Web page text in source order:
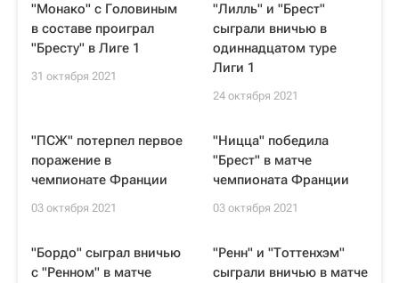
"Монако" с Головиным
в составе проиграл
"Бресту" в Лиге 1
31 октября 2021
"Лилль" и "Брест"
сыграли вничью в
одиннадцатом туре
Лиги 1
24 октября 2021
"ПСЖ" потерпел первое
поражение в
чемпионате Франции
03 октября 2021
"Ницца" победила
"Брест" в матче
чемпионата Франции
03 октября 2021
"Бордо" сыграл вничью
с "Ренном" в матче
"Ренн" и "Тоттенхэм"
сыграли вничью в матче